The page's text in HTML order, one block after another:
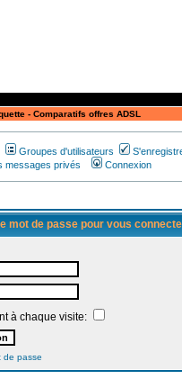
- Comparatifs offres ADSL
Groupes d'utilisateurs
messages privés Connexion
mot de passe pour vous
à chaque visite:
de passe